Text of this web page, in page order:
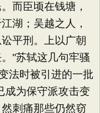
而臣顷在钱塘，
湖；吴越之人，
平刑。上以广朝
"苏轼这几句牢骚
法时被引进的一批
成为保守派攻击变
刺痛那些仍然窃